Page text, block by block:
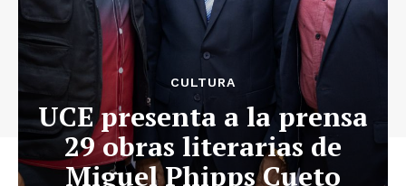
CULTURA
UCE presenta a la prensa
29 obras literarias de
Miguel Phipps Cueto